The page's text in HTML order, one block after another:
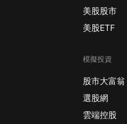
美股股市
美股ETF
模擬投資
股市大富翁
選股網
雲端控股